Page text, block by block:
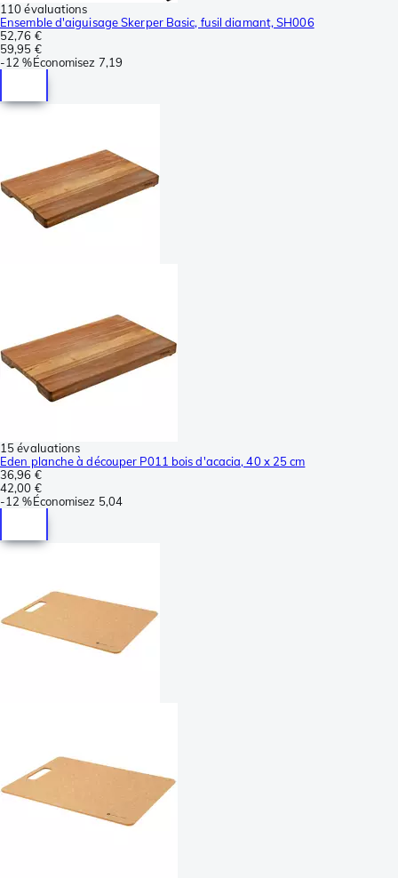
110 évaluations
Ensemble d'aiguisage Skerper Basic, fusil diamant, SH006
52,76 €
59,95 €
-12 %Économisez 7,19
15 évaluations
Eden planche à découper P011 bois d'acacia, 40 x 25 cm
36,96 €
42,00 €
-12 %Économisez 5,04